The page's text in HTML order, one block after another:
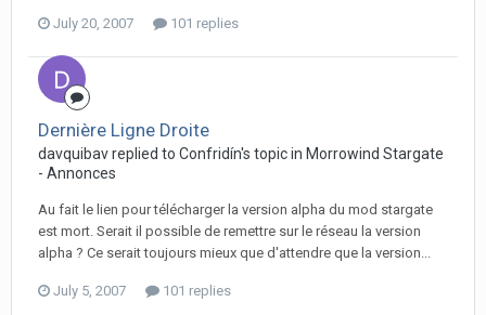
July 20, 2007 101 replies
Dernière Ligne Droite
davquibav replied to Confridín's topic in Morrowind Stargate
- Annonces
Au fait le lien pour télécharger la version alpha du mod stargate
est mort. Serait il possible de remettre sur le réseau la version
alpha ? Ce serait toujours mieux que d'attendre que la version...
July 5, 2007 101 replies